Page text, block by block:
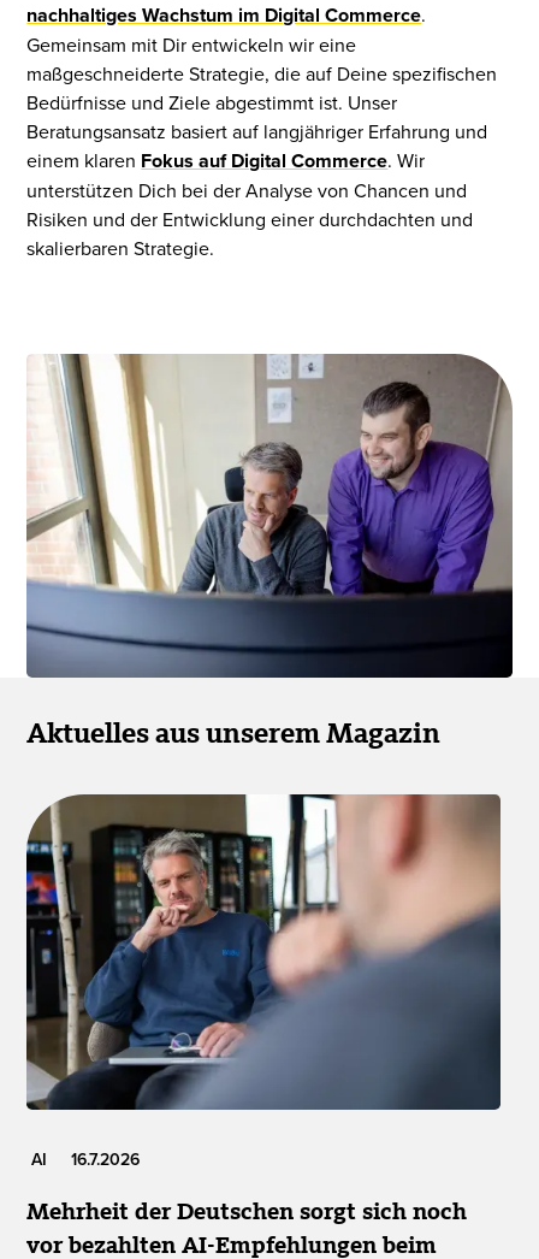
nachhaltiges Wachstum im Digital Commerce.
Gemeinsam mit Dir entwickeln wir eine
maßgeschneiderte Strategie, die auf Deine spezifischen
Bedürfnisse und Ziele abgestimmt ist. Unser
Beratungsansatz basiert auf langjähriger Erfahrung und
einem klaren Fokus auf Digital Commerce. Wir
unterstützen Dich bei der Analyse von Chancen und
Risiken und der Entwicklung einer durchdachten und
skalierbaren Strategie.
Aktuelles aus unserem Magazin
AI 16.7.2026
Mehrheit der Deutschen sorgt sich noch
vor bezahlten AI-Empfehlungen beim